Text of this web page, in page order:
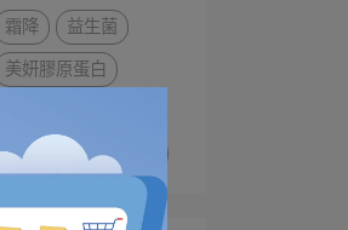
霜降 益生菌
美妍膠原蛋白
型葉黃素 葉黃素